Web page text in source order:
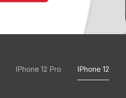
IPhone 12 Pro IPhone 12